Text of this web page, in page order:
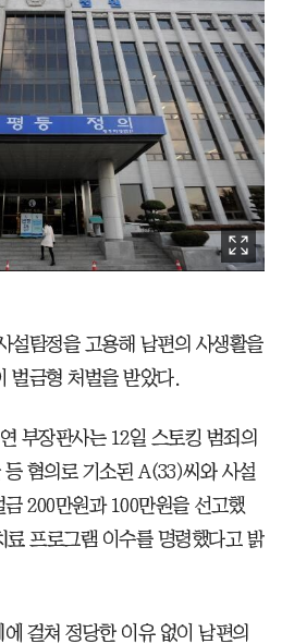
설탐정을 고용해 남편의 사생활을
벌금형 처벌을 받았다.
부장판사는 12일 스토킹 범죄의
혐의로 기소된 A(33)씨와 사설
200만원과 100만원을 선고했
프로그램 이수를 명령했다고 밝
걸쳐 정당한 이유 없이 남편의